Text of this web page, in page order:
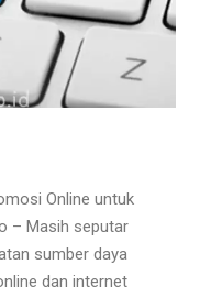
Online untuk
– Masih seputar
sumber daya
dan internet